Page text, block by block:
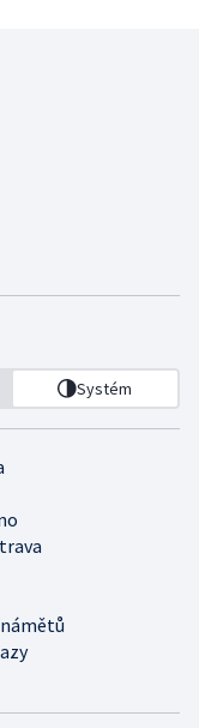
Systém